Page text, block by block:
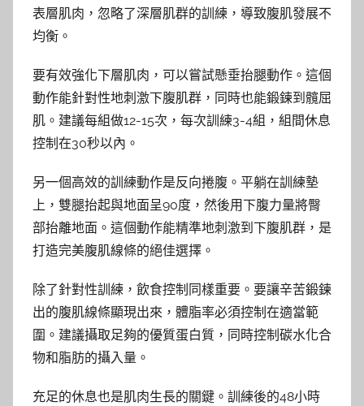
表層肌肉，忽略了深層肌群的訓練，導致腹肌發展不
均衡。
要有效強化下層肌肉，可以嘗試懸垂抬腿動作。這個
動作能針對性地刺激下腹肌群，同時也能鍛鍊到髖屈
肌。建議每組做12-15次，每次訓練3-4組，組間休息
控制在30秒以內。
另一個高效的訓練動作是反向捲腹。平躺在訓練墊
上，雙腿抬起與地面呈90度，然後用下腹力量將臀
部抬離地面。這個動作能精準地刺激到下腹肌群，是
打造完美腹肌線條的絕佳選擇。
除了針對性訓練，飲食控制同樣重要。要讓辛苦鍛鍊
出的腹肌線條顯現出來，體脂率必須控制在適當範
圍。建議攝取足夠的優質蛋白質，同時控制碳水化合
物和脂肪的攝入量。
充足的休息也是肌肉生長的關鍵。訓練後的48小時